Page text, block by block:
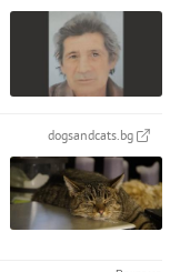
dogsandcats.bg